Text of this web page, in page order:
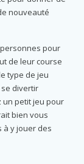
nouveauté
personnes pour
de leur course
type de jeu
divertir
un petit jeu pour
bien vous
à y jouer des